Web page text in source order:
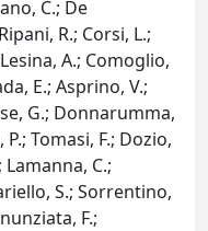
C.; De
R.; Corsi, L.;
A.; Comoglio,
E.; Asprino, V.;
G.; Donnarumma,
Tomasi, F.; Dozio,
C.;
S.; Sorrentino,
F.;